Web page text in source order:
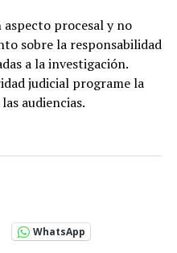
procesal y no
sobre la responsabilidad
a la investigación.
judicial programe la
audiencias.
WhatsApp